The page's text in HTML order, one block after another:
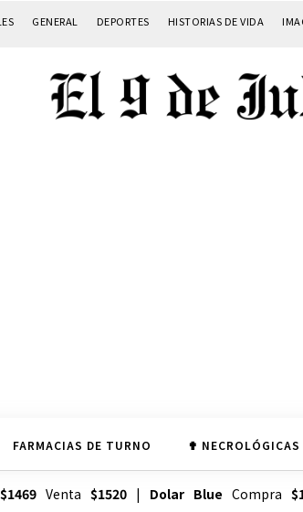
GENERAL DEPORTES HISTORIAS DE VIDA
FARMACIAS DE TURNO ✟ NECROLÓGICAS
$1469Venta $1520| Dolar Blue Compra